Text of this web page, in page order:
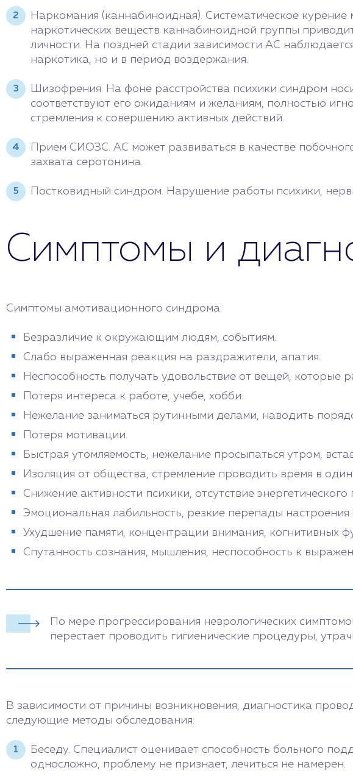
Наркомания (каннабиноидная). Систематическое
наркотических веществ каннабиноидной группы
личности. На поздней стадии зависимости АС
наркотика, но и в период воздержания.
Шизофрения. На фоне расстройства психики синдром
соответствуют его ожиданиям и желаниям, полностью
стремления к совершению активных действий.
Прием СИОЗС. АС может развиваться в качестве
захвата серотонина.
Постковидный синдром. Нарушение работы психики,
Симптомы и
Симптомы амотивационного синдрома:
Безразличие к окружающим людям, событиям.
Слабо выраженная реакция на раздражители, апатия.
Неспособность получать удовольствие от вещей, которые
Потеря интереса к работе, учебе, хобби.
Нежелание заниматься рутинными делами, наводить
Потеря мотивации.
Быстрая утомляемость, нежелание просыпаться утром,
Изоляция от общества, стремление проводить время в
Снижение активности психики, отсутствие энергетического
Эмоциональная лабильность, резкие перепады настроения
Ухудшение памяти, концентрации внимания, когнитивных
Спутанность сознания, мышления, неспособность к
По мере прогрессирования неврологических
перестает проводить гигиенические процедуры,
В зависимости от причины возникновения, диагностика
следующие методы обследования:
Беседу. Специалист оценивает способность больного
односложно, проблему не признает, лечиться не намерен.